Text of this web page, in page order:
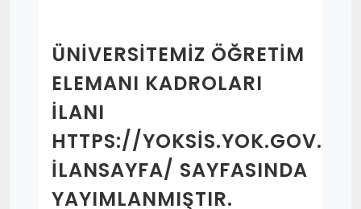
ÜNIVERSITEMIZ ÖĞRETIM
ELEMANI KADROLARI
ILANI
HTTPS://YOKSIS.YOK.GOV.TR/
ILANSAYFA/ SAYFASINDA
YAYIMLANMIŞTIR.